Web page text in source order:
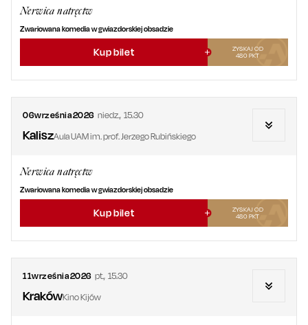
Nerwica natręctw
Zwariowana komedia w gwiazdorskiej obsadzie
Kup bilet
ZYSKAJ OD
480 PKT
06września2026 niedz., 15.30
KaliszAula UAM im. prof. Jerzego Rubińskiego
Nerwica natręctw
Zwariowana komedia w gwiazdorskiej obsadzie
Kup bilet
ZYSKAJ OD
480 PKT
11września2026 pt., 15.30
KrakówKino Kijów